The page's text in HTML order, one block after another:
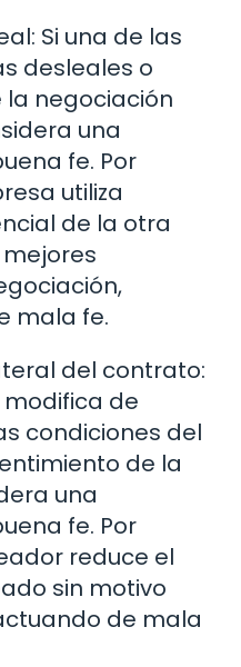
Si una de las
desleales o
negociación
una
fe. Por
utiliza
de la otra
mala fe.
del contrato:
modifica de
condiciones del
de la
una
fe. Por
reduce el
sin motivo
de mala